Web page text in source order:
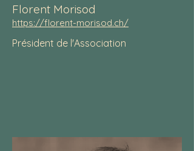
Florent Morisod
https://florent-morisod.ch/
Président de l'Association